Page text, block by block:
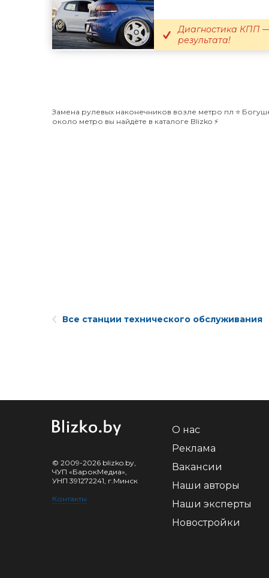
Диагностика КПП —
результата!
Замена рулевых наконечников возле метро пл ⭐️
около метро вы найдёте в каталоге Blizko ⚡️
Все станции технического обслуживания
© 2009-2026 blizko.by,
ЧУП «БарокМедиа»,
УНП 391272241, г.Минск
Контакты
О нас
Реклама
Вакансии
Наши авторы
Наши эксперты
Новостройки